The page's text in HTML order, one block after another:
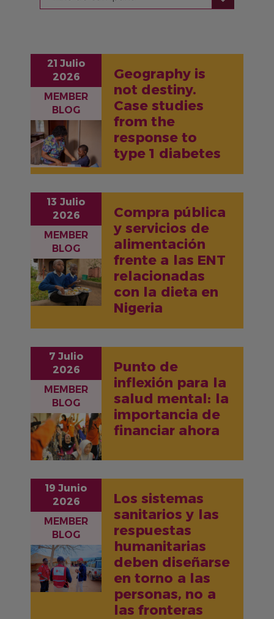
21 Julio
2026
MEMBER
BLOG
IMAGEN
Geography is
not destiny.
Case studies
from the
response to
type 1 diabetes
13 Julio
2026
MEMBER
BLOG
IMAGEN
Compra pública
y servicios de
alimentación
frente a las ENT
relacionadas
con la dieta en
Nigeria
7 Julio
2026
MEMBER
BLOG
IMAGEN
Punto de
inflexión para la
salud mental: la
importancia de
financiar ahora
19 Junio
2026
MEMBER
BLOG
IMAGEN
Los sistemas
sanitarios y las
respuestas
humanitarias
deben diseñarse
en torno a las
personas, no a
las fronteras